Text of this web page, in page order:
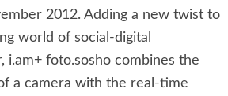
2012. Adding a new twist to
world of social-digital
i.am+ foto.sosho combines the
a camera with the real-time